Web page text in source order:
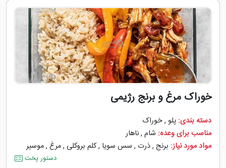
خوراک مرغ و برنج رژیمی
دسته بندی: پلو ,خوراک
مناسب برای وعده: شام ,ناهار
مواد مورد نیاز: برنج ,ذرت , سس سویا ,کلم بروکلی ,مرغ ,موسیر
دستور پخت